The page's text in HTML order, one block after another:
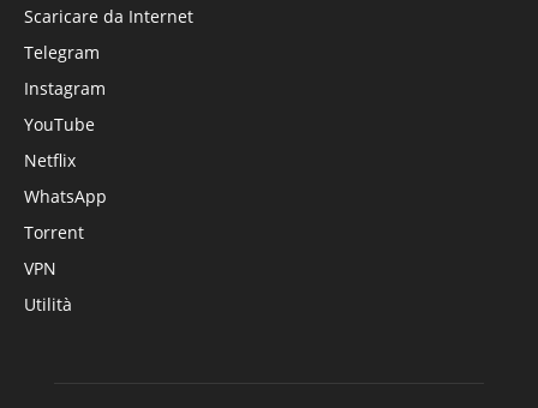
Scaricare da Internet
Telegram
Instagram
YouTube
Netflix
WhatsApp
Torrent
VPN
Utilità